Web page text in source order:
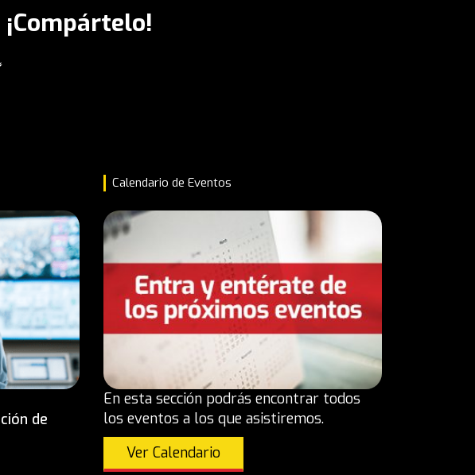
de
Calendario de Eventos
En esta sección podrás encontrar todos
los eventos a los que asistiremos.
Ver Calendario